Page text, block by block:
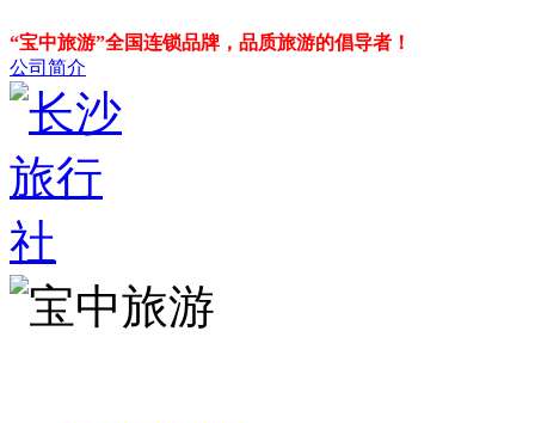
“宝中旅游”全国连锁品牌，品质旅游的倡导者！
公司简介